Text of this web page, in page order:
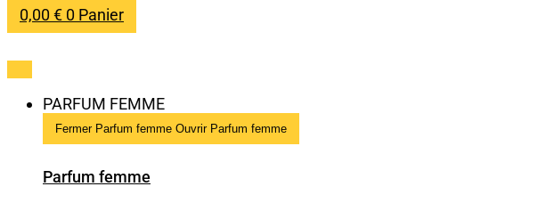
0,00€ 0 Panier
PARFUM FEMME
Fermer Parfum femme Ouvrir Parfum femme
Parfum femme